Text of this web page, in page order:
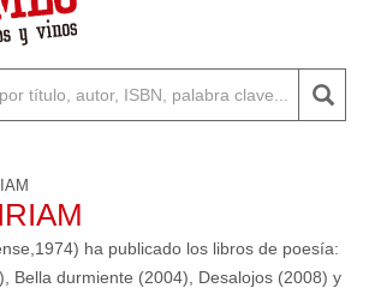
ha publicado los libros de poesía:
Bella durmiente (2004), Desalojos (2008) y